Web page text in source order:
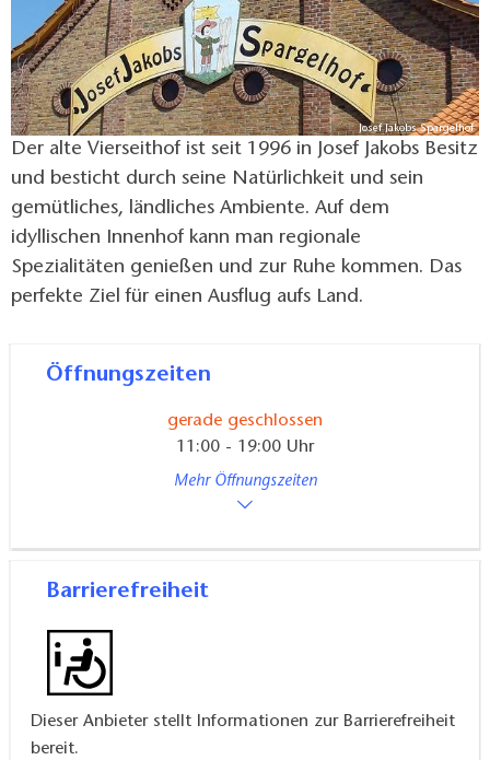
Josef Jakobs Spargelhof
Der alte Vierseithof ist seit 1996 in Josef Jakobs Besitz
und besticht durch seine Natürlichkeit und sein
gemütliches, ländliches Ambiente. Auf dem
idyllischen Innenhof kann man regionale
Spezialitäten genießen und zur Ruhe kommen. Das
perfekte Ziel für einen Ausflug aufs Land.
Öffnungszeiten
gerade geschlossen
11:00 - 19:00 Uhr
Mehr Öffnungszeiten
Barrierefreiheit
Dieser Anbieter stellt Informationen zur Barrierefreiheit
bereit.